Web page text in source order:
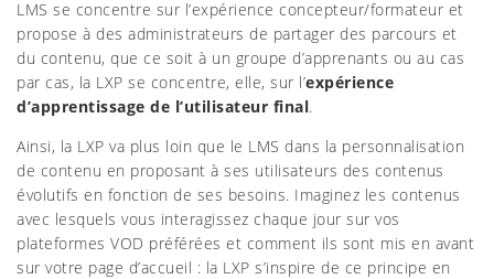
LMS se concentre sur l’expérience concepteur/formateur et
propose à des administrateurs de partager des parcours et
du contenu, que ce soit à un groupe d’apprenants ou au cas
par cas, la LXP se concentre, elle, sur l’expérience
d’apprentissage de l’utilisateur final.
Ainsi, la LXP va plus loin que le LMS dans la personnalisation
de contenu en proposant à ses utilisateurs des contenus
évolutifs en fonction de ses besoins. Imaginez les contenus
avec lesquels vous interagissez chaque jour sur vos
plateformes VOD préférées et comment ils sont mis en avant
sur votre page d’accueil : la LXP s’inspire de ce principe en